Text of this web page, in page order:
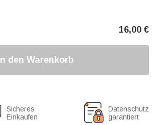
16,00 €
In den Warenkorb
Sicheres
Einkaufen
Datenschutz
garantiert